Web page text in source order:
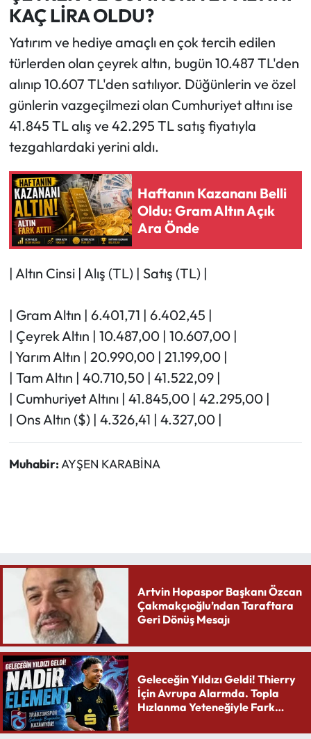
KAÇ LİRA OLDU?
Yatırım ve hediye amaçlı en çok tercih edilen
türlerden olan çeyrek altın, bugün 10.487 TL'den
alınıp 10.607 TL'den satılıyor. Düğünlerin ve özel
günlerin vazgeçilmezi olan Cumhuriyet altını ise
41.845 TL alış ve 42.295 TL satış fiyatıyla
tezgahlardaki yerini aldı.
Haftanın Kazananı Belli
Oldu: Gram Altın Açık
Ara Önde
| Altın Cinsi | Alış (TL) | Satış (TL) |
| Gram Altın | 6.401,71 | 6.402,45 |
| Çeyrek Altın | 10.487,00 | 10.607,00 |
| Yarım Altın | 20.990,00 | 21.199,00 |
| Tam Altın | 40.710,50 | 41.522,09 |
| Cumhuriyet Altını | 41.845,00 | 42.295,00 |
| Ons Altın ($) | 4.326,41 | 4.327,00 |
Muhabir:AYŞEN KARABİNA
Artvin Hopaspor Başkanı Özcan
Çakmakçıoğlu’ndan Taraftara
Geri Dönüş Mesajı
Geleceğin Yıldızı Geldi! Thierry
İçin Avrupa Alarmda. Topla
Hızlanma Yeteneğiyle Fark